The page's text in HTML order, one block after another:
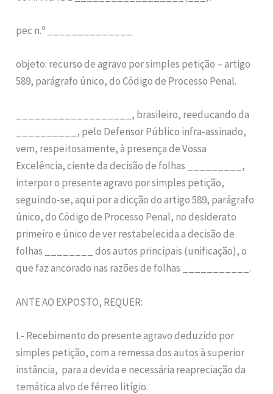
pec n.º ______________
objeto: recurso de agravo por simples petição – artigo
589, parágrafo único, do Código de Processo Penal.
___________________, brasileiro, reeducando da
__________, pelo Defensor Público infra-assinado,
vem, respeitosamente, à presença de Vossa
Excelência, ciente da decisão de folhas _________,
interpor o presente agravo por simples petição,
seguindo-se, aqui por a dicção do artigo 589, parágrafo
único, do Código de Processo Penal, no desiderato
primeiro e único de ver restabelecida a decisão de
folhas ________ dos autos principais (unificação), o
que faz ancorado nas razões de folhas ___________.
ANTE AO EXPOSTO, REQUER:
I.- Recebimento do presente agravo deduzido por
simples petição, com a remessa dos autos à superior
instância, para a devida e necessária reapreciação da
temática alvo de férreo litígio.